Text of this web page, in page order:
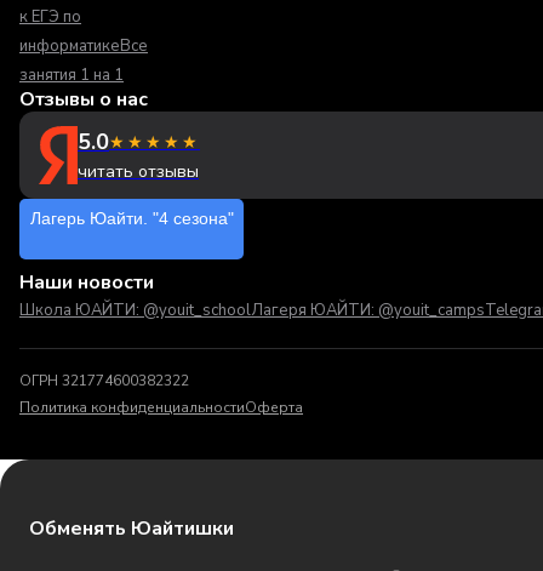
к ЕГЭ по
информатикеВсе
занятия 1 на 1
Отзывы о нас
5.0★★★★★
читать отзывы
Лагерь Юайти. "4 сезона"
Наши новости
Школа ЮАЙТИ: @youit_schoolЛагеря ЮАЙТИ: @youit_camps
ОГРН 321774600382322
Политика конфиденциальностиОферта
Обменять Юайтишки